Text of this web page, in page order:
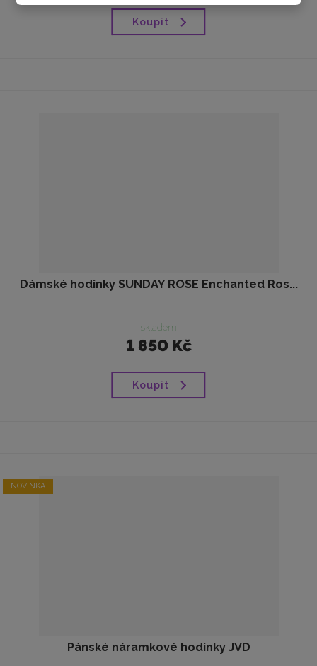
Koupit
Dámské hodinky SUNDAY ROSE Enchanted Ros...
skladem
1 850 Kč
Koupit
NOVINKA
Pánské náramkové hodinky JVD